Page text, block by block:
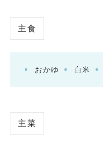
主食
おかゆ 白米
主菜